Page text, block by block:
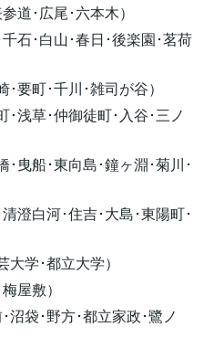
道･広尾･六本木）
石･白山･春日･後楽園･茗荷
要町･千川･雑司が谷）
･浅草･仲御徒町･入谷･三ノ
曳船･東向島･鐘ヶ淵･菊川･
澄白河･住吉･大島･東陽町･
学･都立大学）
屋敷）
沼袋･野方･都立家政･鷺ノ